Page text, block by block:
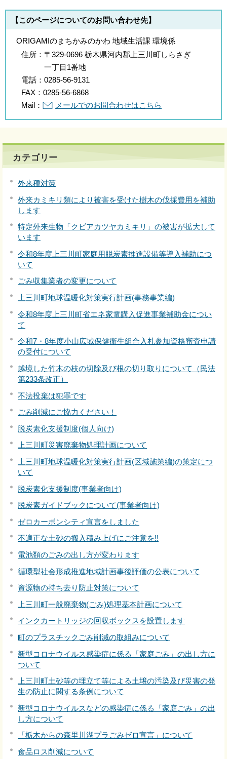
【このページについてのお問い合わせ先】
ORIGAMIのまちかみのかわ 地域生活課 環境係
住所： 〒329-0696 栃木県河内郡上三川町しらさぎ
一丁目1番地
電話： 0285-56-9131
FAX： 0285-56-6868
Mail：
メールでのお問合わせはこちら
カテゴリー
外来種対策
外来カミキリ類により被害を受けた樹木の伐採費用を補助
します
特定外来生物「クビアカツヤカミキリ」の被害が拡大して
います
令和8年度上三川町家庭用脱炭素推進設備等導入補助につ
いて
ごみ収集業者の変更について
上三川町地球温暖化対策実行計画(事務事業編)
令和8年度上三川町省エネ家電購入促進事業補助金につい
て
令和7・8年度小山広域保健衛生組合入札参加資格審査申請
の受付について
越境した竹木の枝の切除及び根の切り取りについて（民法
第233条改正）
不法投棄は犯罪です
ごみ削減にご協力ください！
脱炭素化支援制度(個人向け)
上三川町災害廃棄物処理計画について
上三川町地球温暖化対策実行計画(区域施策編)の策定につ
いて
脱炭素化支援制度(事業者向け)
脱炭素ガイドブックについて(事業者向け)
ゼロカーボンシティ宣言をしました
不適正な土砂の搬入積み上げにご注意を!!
電池類のごみの出し方が変わります
循環型社会形成推進地域計画事後評価の公表について
資源物の持ち去り防止対策について
上三川町一般廃棄物(ごみ)処理基本計画について
インクカートリッジの回収ボックスを設置します
町のプラスチックごみ削減の取組みについて
新型コロナウイルス感染症に係る「家庭ごみ」の出し方に
ついて
上三川町土砂等の埋立て等による土壌の汚染及び災害の発
生の防止に関する条例について
新型コロナウイルスなどの感染症に係る「家庭ごみ」の出
し方について
「栃木からの森里川湖プラごみゼロ宣言」について
食品ロス削減について